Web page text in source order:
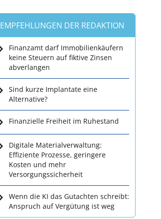
EMPFEHLUNGEN DER REDAKTION
Finanzamt darf Immobilienkäufern
keine Steuern auf fiktive Zinsen
abverlangen
Sind kurze Implantate eine
Alternative?
Finanzielle Freiheit im Ruhestand
Digitale Materialverwaltung:
Effiziente Prozesse, geringere
Kosten und mehr
Versorgungssicherheit
Wenn die KI das Gutachten schreibt:
Anspruch auf Vergütung ist weg